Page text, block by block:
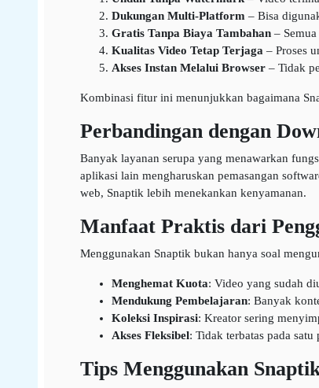
Dukungan Multi-Platform – Bisa
Gratis Tanpa Biaya Tambahan– Semua
Kualitas Video Tetap Terjaga – Proses
Akses Instan Melalui Browser– Tidak
Kombinasi fitur ini menunjukkan bagaimana
Perbandingan dengan
Banyak layanan serupa yang menawarkan
aplikasi lain mengharuskan pemasangan
web, Snaptik lebih menekankan kenyamanan.
Manfaat Praktis dari
Menggunakan Snaptik bukan hanya soal
Menghemat Kuota: Video yang sudah
Mendukung Pembelajaran: Banyak
Koleksi Inspirasi: Kreator sering
Akses Fleksibel: Tidak terbatas pada
Tips Menggunakan